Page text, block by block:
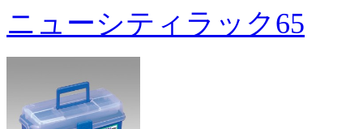
ニューシティラック65